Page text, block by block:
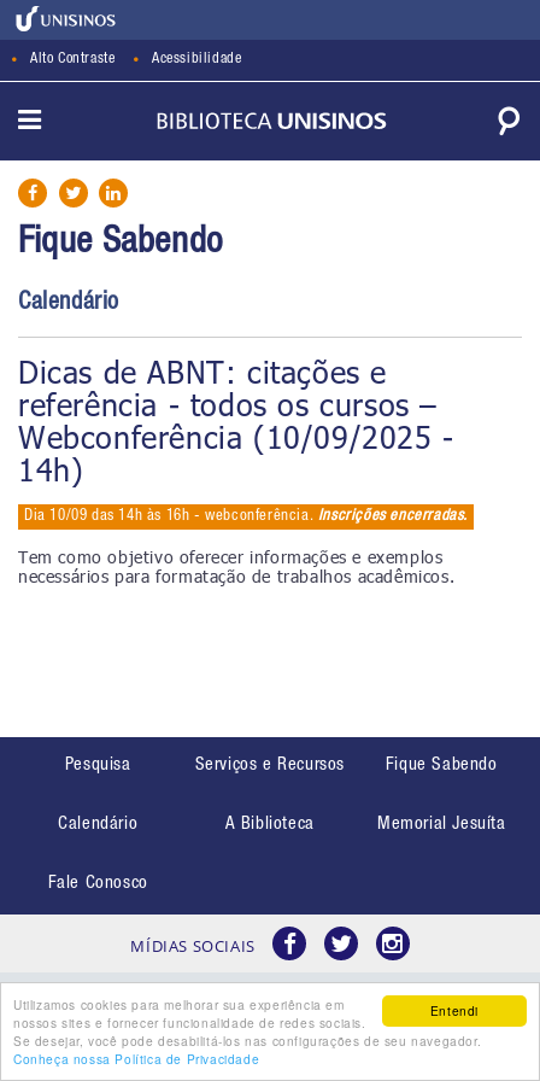
Entendi
Utilizamos cookies para melhorar sua experiência em
nossos sites e fornecer funcionalidade de redes sociais.
Se desejar, você pode desabilitá-los nas configurações de seu navegador.
Conheça nossa Política de Privacidade
Alto Contraste Acessibilidade
Fique Sabendo
Calendário
Dicas de ABNT: citações e
referência - todos os cursos –
Webconferência (10/09/2025 -
14h)
Dia 10/09 das 14h às 16h - webconferência. Inscrições encerradas.
Tem como objetivo oferecer informações e exemplos
necessários para formatação de trabalhos acadêmicos.
Pesquisa Serviços e Recursos Fique Sabendo
Calendário A Biblioteca Memorial Jesuíta
Fale Conosco
MÍDIAS SOCIAIS